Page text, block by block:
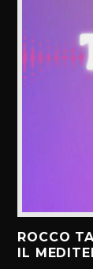
ROCCO
IL